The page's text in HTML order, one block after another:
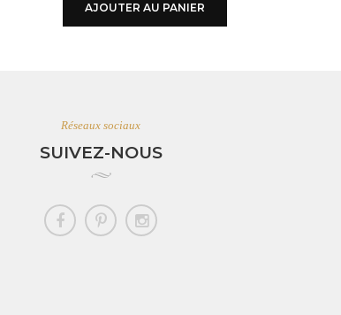
AJOUTER AU PANIER
Réseaux sociaux
SUIVEZ-NOUS